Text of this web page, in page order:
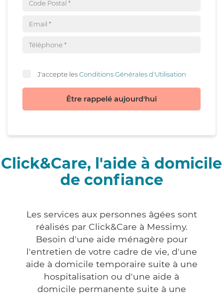
J'accepte lesConditions Générales d'Utilisation
Être rappelé aujourd'hui
Click&Care, l'aide à domicile
de confiance
Les services aux personnes âgées sont
réalisés par Click&Care à Messimy.
Besoin d'une aide ménagère pour
l'entretien de votre cadre de vie, d'une
aide à domicile temporaire suite à une
hospitalisation ou d'une aide à
domicile permanente suite à une